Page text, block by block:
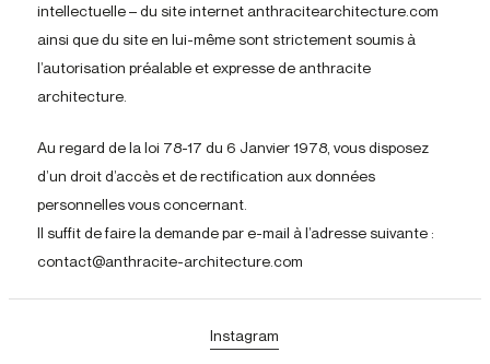
intellectuelle – du site internet anthracitearchitecture.com
ainsi que du site en lui-même sont strictement soumis à
l’autorisation préalable et expresse de anthracite
architecture.
Au regard de la loi 78-17 du 6 Janvier 1978, vous disposez
d’un droit d’accès et de rectification aux données
personnelles vous concernant.
Il suffit de faire la demande par e-mail à l’adresse suivante :
contact@anthracite-architecture.com
Instagram